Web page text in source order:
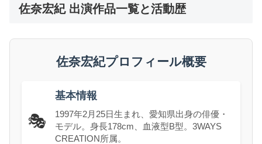
佐奈宏紀 出演作品一覧と活動歴
佐奈宏紀プロフィール概要
🎭
基本情報
1997年2月25日生まれ、愛知県出身の俳優・
モデル。身長178cm、血液型B型。3WAYS
CREATION所属。